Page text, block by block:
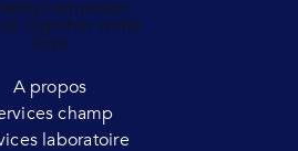
A propos
champ
laboratoire